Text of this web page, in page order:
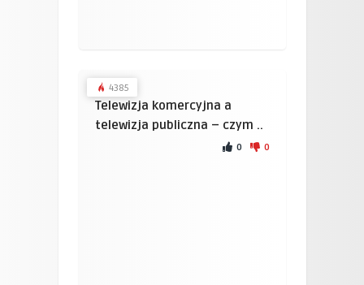
4385
Telewizja komercyjna a
telewizja publiczna – czym ..
0 0